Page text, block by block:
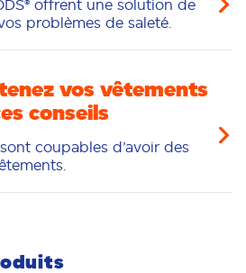
offrent une solution de
problèmes de saleté.
vos vêtements
conseils
coupables d’avoir des